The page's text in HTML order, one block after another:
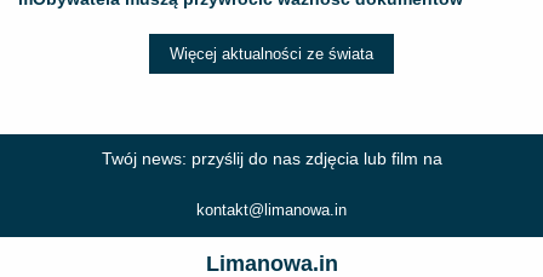
Więcej aktualności ze świata
Twój news: przyślij do nas zdjęcia lub film na
kontakt@limanowa.in
Limanowa.in